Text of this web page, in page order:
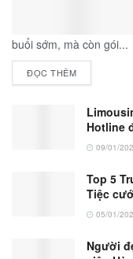
buổi sớm, mà còn gói...
ĐỌC THÊM
Hotline
09/01/
Top 5
Tiệc
05/01/
Người